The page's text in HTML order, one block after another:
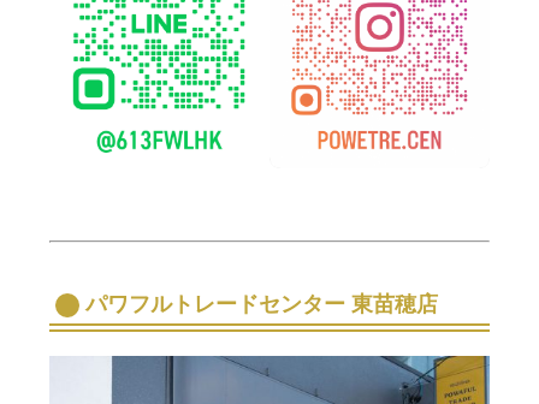
パワフルトレードセンター 東苗穂店